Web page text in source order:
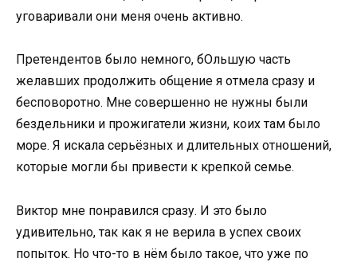
уговаривали они меня очень активно.
Претендентов было немного, бОльшую часть
желавших продолжить общение я отмела сразу и
бесповоротно. Мне совершенно не нужны были
бездельники и прожигатели жизни, коих там было
море. Я искала серьёзных и длительных отношений,
которые могли бы привести к крепкой семье.
Виктор мне понравился сразу. И это было
удивительно, так как я не верила в успех своих
попыток. Но что-то в нём было такое, что уже по